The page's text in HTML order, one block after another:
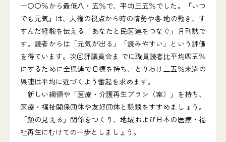
一〇〇％から最低八・五％で、平均三五％でした。『いつ
でも元気』は、人権の視点から時の情勢や各 地の動き、す
すんだ経験を伝える「あなたと民医連をつなぐ」月刊誌で
す。読者からは「元気が出る」「読みやすい」という評価
を得ています。次回評議員会ま でに職員読者比平均四五％
にするために全県連で目標を持ち、とりわけ三五％未満の
県連は平均に近づくよう奮起を求めます。
新しい綱領や「医療・介護再生プラン（案）」を持ち、
医療・福祉関係団体や友好団体と懇談をすすめましょう。
「顔の見える」関係をつくり、地域および日本の医療・福
祉再生にむけての一歩としましょう。